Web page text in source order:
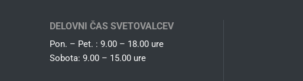
DELOVNI ČAS SVETOVALCEV
Pon. – Pet. : 9.00 – 18.00 ure
Sobota: 9.00 – 15.00 ure